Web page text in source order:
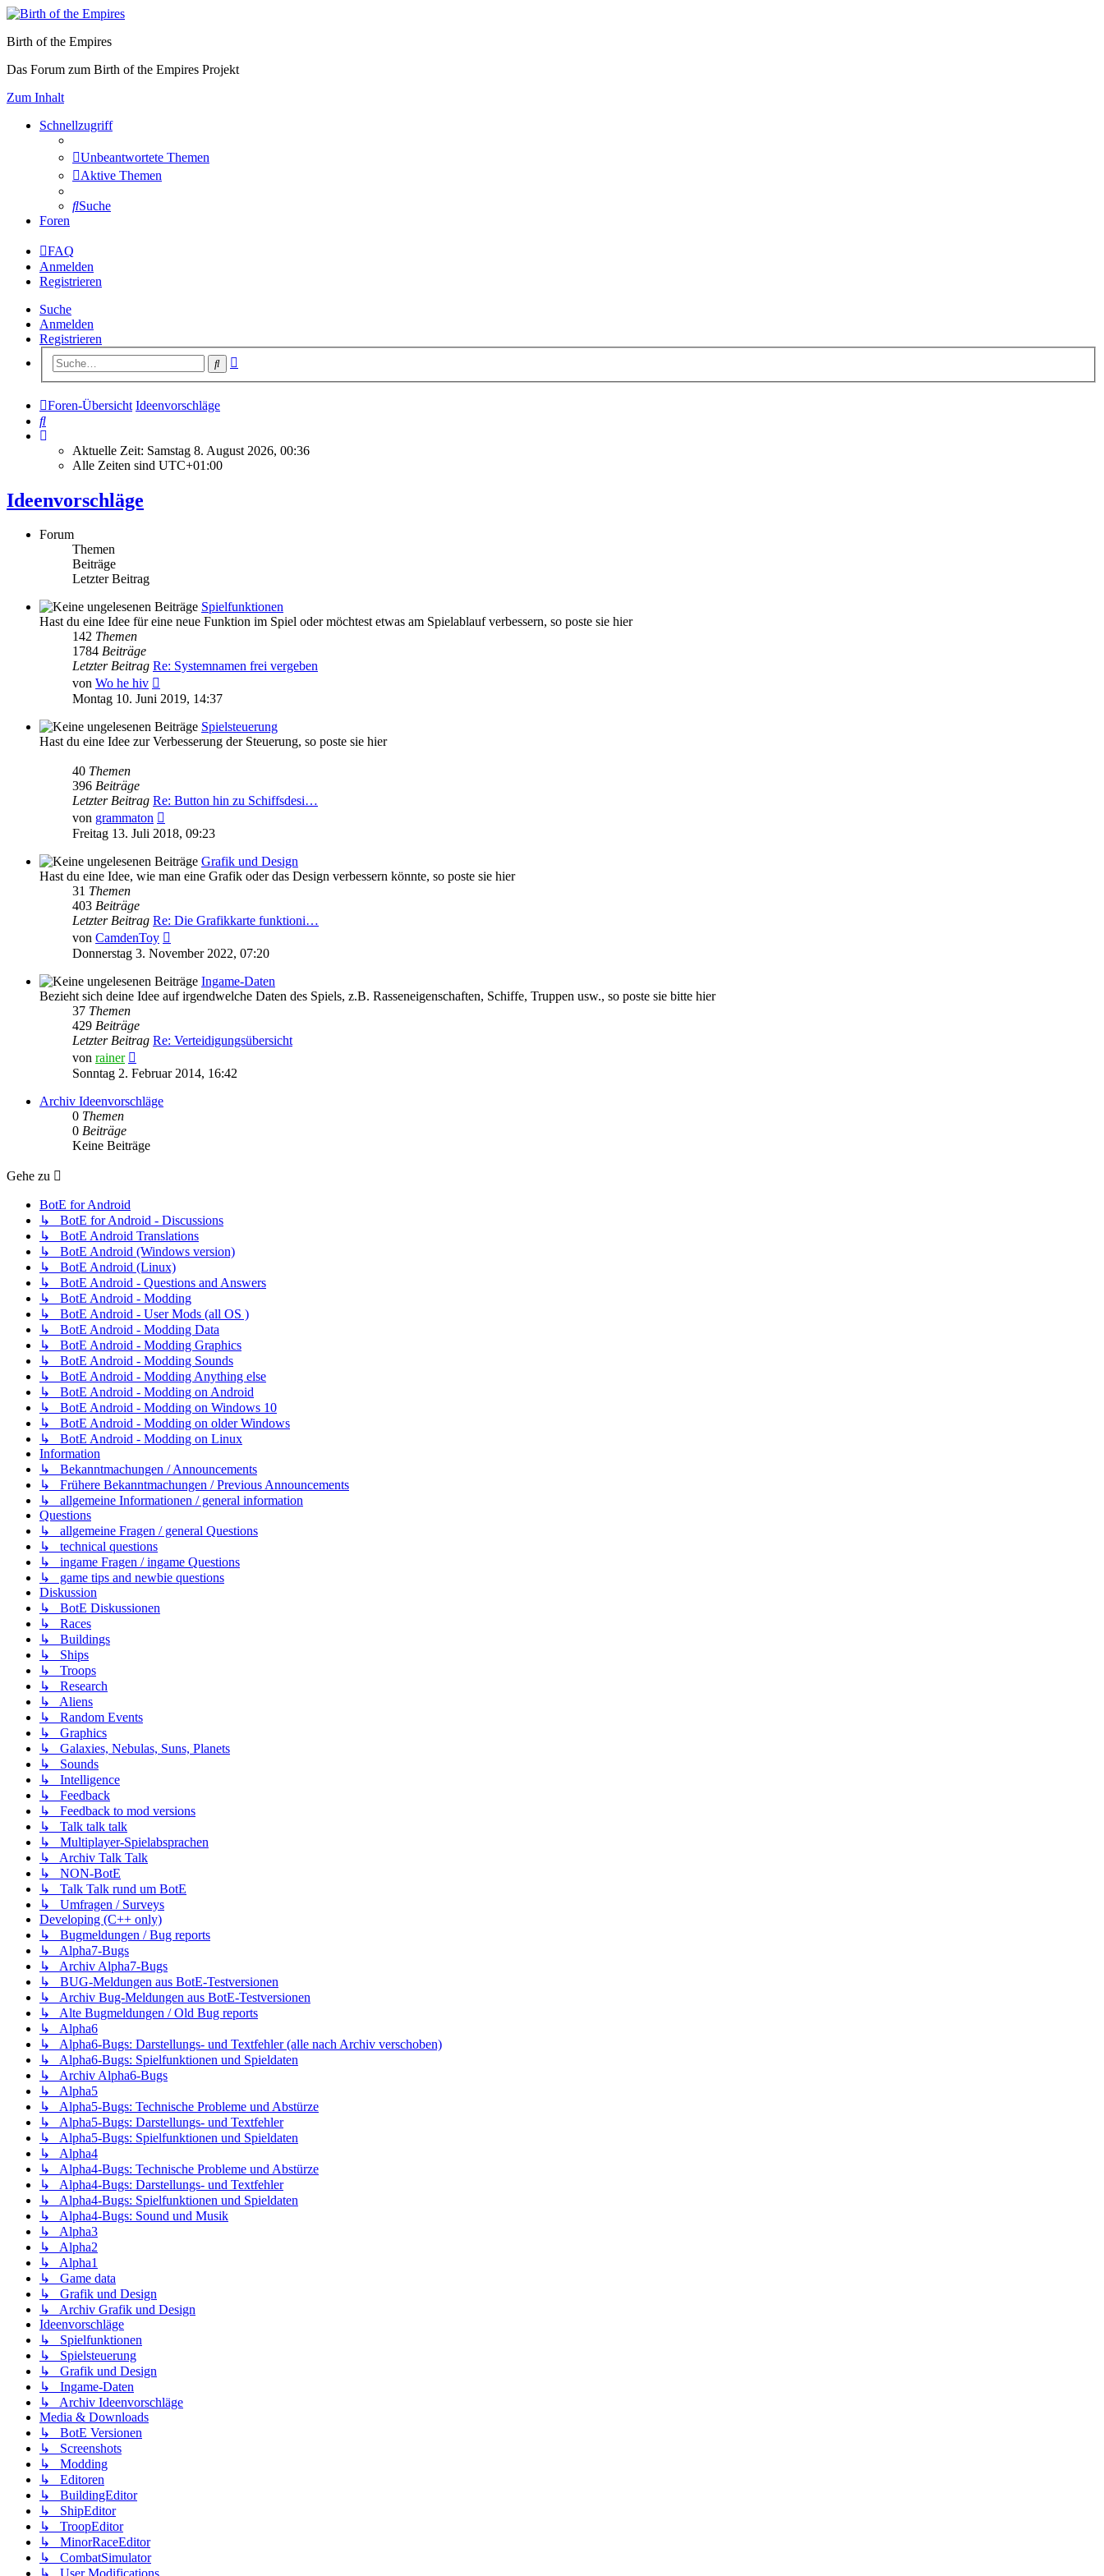
Birth of the Empires
Das Forum zum Birth of the Empires Projekt
Zum Inhalt
Schnellzugriff
Unbeantwortete Themen
Aktive Themen
Suche
Foren
FAQ
Anmelden
Registrieren
Suche
Anmelden
Registrieren
Suche
Foren-Übersicht Ideenvorschläge
Suche
Aktuelle Zeit: Samstag 8. August 2026, 00:36
Alle Zeiten sind UTC+01:00
Ideenvorschläge
Forum
Themen
Beiträge
Letzter Beitrag
Spielfunktionen
Hast du eine Idee für eine neue Funktion im Spiel oder möchtest etwas am Spielablauf verbessern, so poste sie hier
142 Themen
1784 Beiträge
Letzter Beitrag Re: Systemnamen frei vergeben
von Wo he hiv
Beitrag
Montag 10. Juni 2019, 14:37
Spielsteuerung
Hast du eine Idee zur Verbesserung der Steuerung, so poste sie hier
40 Themen
396 Beiträge
Letzter Beitrag Re: Button hin zu Schiffsdesi…
von grammaton
Beitrag
Freitag 13. Juli 2018, 09:23
Grafik und Design
Hast du eine Idee, wie man eine Grafik oder das Design verbessern könnte, so poste sie hier
31 Themen
403 Beiträge
Letzter Beitrag Re: Die Grafikkarte funktioni…
von CamdenToy
Beitrag
Donnerstag 3. November 2022, 07:20
Ingame-Daten
Bezieht sich deine Idee auf irgendwelche Daten des Spiels, z.B. Rasseneigenschaften, Schiffe, Truppen usw., so poste sie bitte hier
37 Themen
429 Beiträge
Letzter Beitrag Re: Verteidigungsübersicht
von rainer
Beitrag
Sonntag 2. Februar 2014, 16:42
Archiv Ideenvorschläge
0 Themen
0 Beiträge
Keine Beiträge
Gehe zu
BotE for Android
↳ BotE for Android - Discussions
↳ BotE Android Translations
↳ BotE Android (Windows version)
↳ BotE Android (Linux)
↳ BotE Android - Questions and Answers
↳ BotE Android - Modding
↳ BotE Android - User Mods (all OS )
↳ BotE Android - Modding Data
↳ BotE Android - Modding Graphics
↳ BotE Android - Modding Sounds
↳ BotE Android - Modding Anything else
↳ BotE Android - Modding on Android
↳ BotE Android - Modding on Windows 10
↳ BotE Android - Modding on older Windows
↳ BotE Android - Modding on Linux
Information
↳ Bekanntmachungen / Announcements
↳ Frühere Bekanntmachungen / Previous Announcements
↳ allgemeine Informationen / general information
Questions
↳ allgemeine Fragen / general Questions
↳ technical questions
↳ ingame Fragen / ingame Questions
↳ game tips and newbie questions
Diskussion
↳ BotE Diskussionen
↳ Races
↳ Buildings
↳ Ships
↳ Troops
↳ Research
↳ Aliens
↳ Random Events
↳ Graphics
↳ Galaxies, Nebulas, Suns, Planets
↳ Sounds
↳ Intelligence
↳ Feedback
↳ Feedback to mod versions
↳ Talk talk talk
↳ Multiplayer-Spielabsprachen
↳ Archiv Talk Talk
↳ NON-BotE
↳ Talk Talk rund um BotE
↳ Umfragen / Surveys
Developing (C++ only)
↳ Bugmeldungen / Bug reports
↳ Alpha7-Bugs
↳ Archiv Alpha7-Bugs
↳ BUG-Meldungen aus BotE-Testversionen
↳ Archiv Bug-Meldungen aus BotE-Testversionen
↳ Alte Bugmeldungen / Old Bug reports
↳ Alpha6
↳ Alpha6-Bugs: Darstellungs- und Textfehler (alle nach Archiv verschoben)
↳ Alpha6-Bugs: Spielfunktionen und Spieldaten
↳ Archiv Alpha6-Bugs
↳ Alpha5
↳ Alpha5-Bugs: Technische Probleme und Abstürze
↳ Alpha5-Bugs: Darstellungs- und Textfehler
↳ Alpha5-Bugs: Spielfunktionen und Spieldaten
↳ Alpha4
↳ Alpha4-Bugs: Technische Probleme und Abstürze
↳ Alpha4-Bugs: Darstellungs- und Textfehler
↳ Alpha4-Bugs: Spielfunktionen und Spieldaten
↳ Alpha4-Bugs: Sound und Musik
↳ Alpha3
↳ Alpha2
↳ Alpha1
↳ Game data
↳ Grafik und Design
↳ Archiv Grafik und Design
Ideenvorschläge
↳ Spielfunktionen
↳ Spielsteuerung
↳ Grafik und Design
↳ Ingame-Daten
↳ Archiv Ideenvorschläge
Media & Downloads
↳ BotE Versionen
↳ Screenshots
↳ Modding
↳ Editoren
↳ BuildingEditor
↳ ShipEditor
↳ TroopEditor
↳ MinorRaceEditor
↳ CombatSimulator